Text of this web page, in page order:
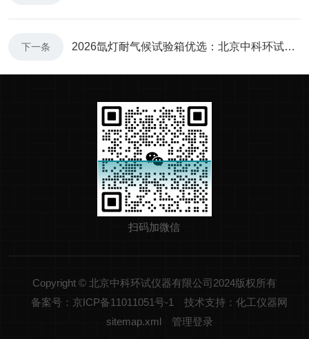
下一条 2026氙灯耐气候试验箱优选：北京中科环试以技术实力推动行业应用升级
扫码加微信
Copyright © 北京中科环试仪器有限公司2024版权所有
备案号：京ICP备11011051号-1
技术支持：化工仪器网
sitemap.xml
管理登录